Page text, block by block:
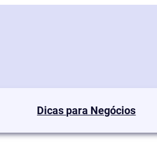
Dicas para Negócios